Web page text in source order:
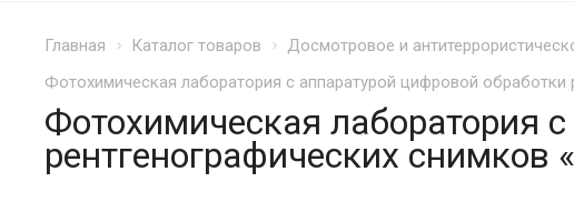
Главная Каталог товаров Досмотровое и
Фотохимическая лаборатория с аппаратурой цифровой
Фотохимическая лаборатория
рентгенографических снимков